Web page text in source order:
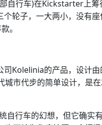
自行车)在Kickstarter上筹
轮子，一大两小，没有
。
司Kolelinia的产品，设计
市代步的简单设计，是
自行车的幻想，但它确实